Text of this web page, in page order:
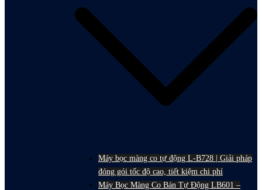
Máy bọc màng co tự động L-B728 | Giải pháp
đóng gói tốc độ cao, tiết kiệm chi phí
Máy Bọc Màng Co Bán Tự Động LB601 –